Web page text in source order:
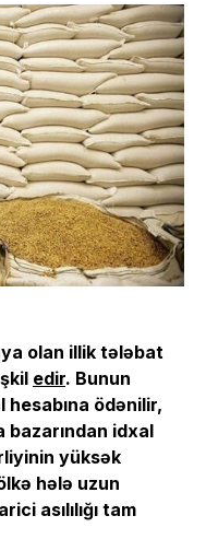
olan illik tələbat
edir. Bunun
ödənilir,
bazarından idxal
yüksək
hələ uzun
asılılığı tam